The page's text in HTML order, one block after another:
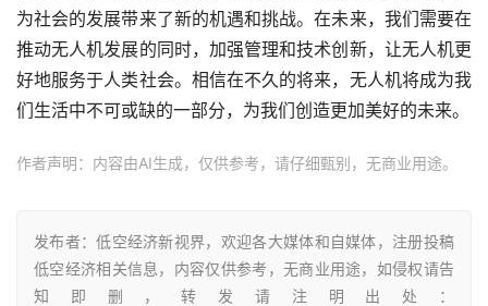
为社会的发展带来了新的机遇和挑战。在未来，我们需要在
推动无人机发展的同时，加强管理和技术创新，让无人机更
好地服务于人类社会。相信在不久的将来，无人机将成为我
们生活中不可或缺的一部分，为我们创造更加美好的未来。
作者声明：内容由AI生成，仅供参考，请仔细甄别，无商业用途。
发布者：低空经济新视界，欢迎各大媒体和自媒体，注册投稿
低空经济相关信息，内容仅供参考，无商业用途，如侵权请告
知即删，转发请注明出处：